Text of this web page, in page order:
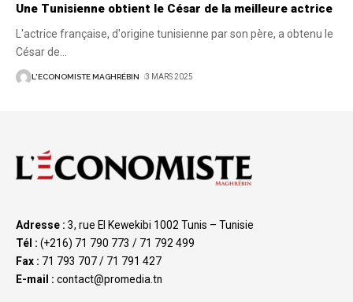
Une Tunisienne obtient le César de la meilleure actrice
L'actrice française, d'origine tunisienne par son père, a obtenu le
César de
L'ECONOMISTE MAGHRÉBIN 3 MARS 2025
Adresse : 3, rue El Kewekibi 1002 Tunis – Tunisie
Tél : (+216) 71 790 773 / 71 792 499
Fax : 71 793 707 / 71 791 427
E-mail : contact@promedia.tn